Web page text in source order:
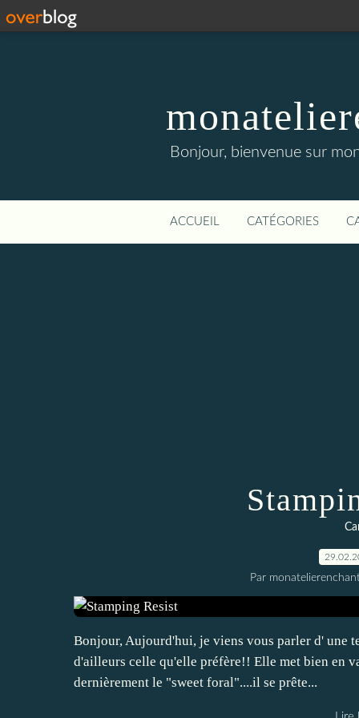
Bonjour, bienvenue sur
ACCUEIL CATÉGORIES
Par
Bonjour, Aujourd'hui, je viens vous parler d' une
d'ailleurs celle qu'elle préfère!! Elle met bien en
dernièrement le "sweet foral"....il se prête...